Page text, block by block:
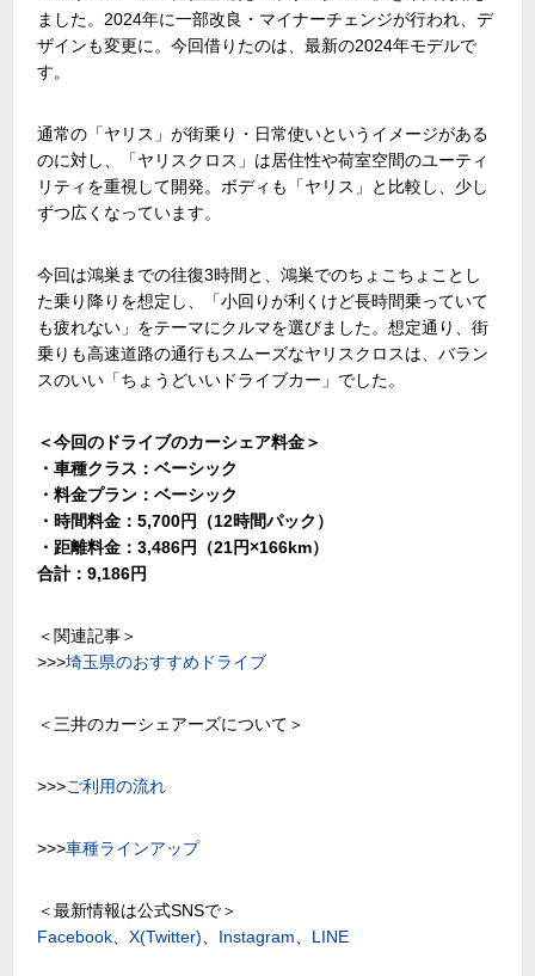
ました。2024年に一部改良・マイナーチェンジが行われ、デ
ザインも変更に。今回借りたのは、最新の2024年モデルで
す。
通常の「ヤリス」が街乗り・日常使いというイメージがある
のに対し、「ヤリスクロス」は居住性や荷室空間のユーティ
リティを重視して開発。ボディも「ヤリス」と比較し、少し
ずつ広くなっています。
今回は鴻巣までの往復3時間と、鴻巣でのちょこちょことし
た乗り降りを想定し、「小回りが利くけど長時間乗っていて
も疲れない」をテーマにクルマを選びました。想定通り、街
乗りも高速道路の通行もスムーズなヤリスクロスは、バラン
スのいい「ちょうどいいドライブカー」でした。
＜今回のドライブのカーシェア料金＞
・車種クラス：ベーシック
・料金プラン：ベーシック
・時間料金：5,700円（12時間パック）
・距離料金：3,486円（21円×166km）
合計：9,186円
＜関連記事＞
>>>埼玉県のおすすめドライブ
＜三井のカーシェアーズについて＞
>>>ご利用の流れ
>>>車種ラインアップ
＜最新情報は公式SNSで＞
Facebook 、X(Twitter) Instagram LINE